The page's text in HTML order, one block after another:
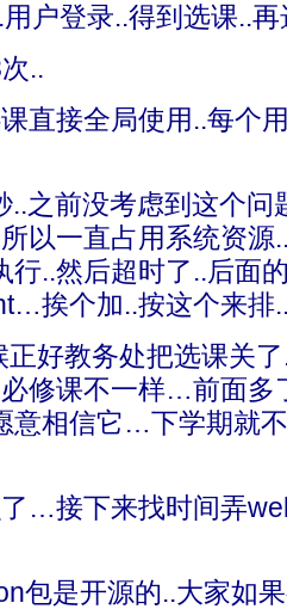
户登录..得到选课..再
..
直接全局使用..每个
..之前没考虑到这个问
以一直占用系统资
行..然后超时了..后面
挨个加..按这个来排
正好教务处把选课关
必修课不一样…前面
意相信它…下学期就
…接下来找时间弄
包是开源的..大家如